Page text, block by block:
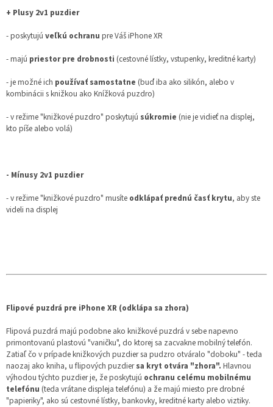
+ Plusy 2v1 puzdier
- poskytujú veľkú ochranu pre Váš iPhone XR
- majú priestor pre drobnosti (cestovné lístky, vstupenky, kreditné karty)
- je možné ich používať samostatne (buď iba ako silikón, alebo v
kombinácii s knižkou ako Knížková puzdro)
- v režime "knižkové puzdro" poskytujú súkromie (nie je vidieť na displej,
kto píše alebo volá)
- Mínusy 2v1 puzdier
- v režime "knižkové puzdro" musíte odklápať prednú časť krytu, aby ste
videli na displej
Flipové puzdrá pre iPhone XR (odklápa sa zhora)
Flipová puzdrá majú podobne ako knižkové puzdrá v sebe napevno
primontovanú plastovú "vaničku", do ktorej sa zacvakne mobilný telefón.
Zatiaľ čo v prípade knižkových puzdier sa pudzro otváralo "doboku" - teda
naozaj ako kniha, u flipových puzdiersa kryt otvára "zhora". Hlavnou
výhodou týchto puzdier je, že poskytujú ochranu celému mobilnému
telefónu (teda vrátane displeja telefónu) a že majú miesto pre drobné
"papieriky", ako sú cestovné lístky, bankovky, kreditné karty alebo viztiky.